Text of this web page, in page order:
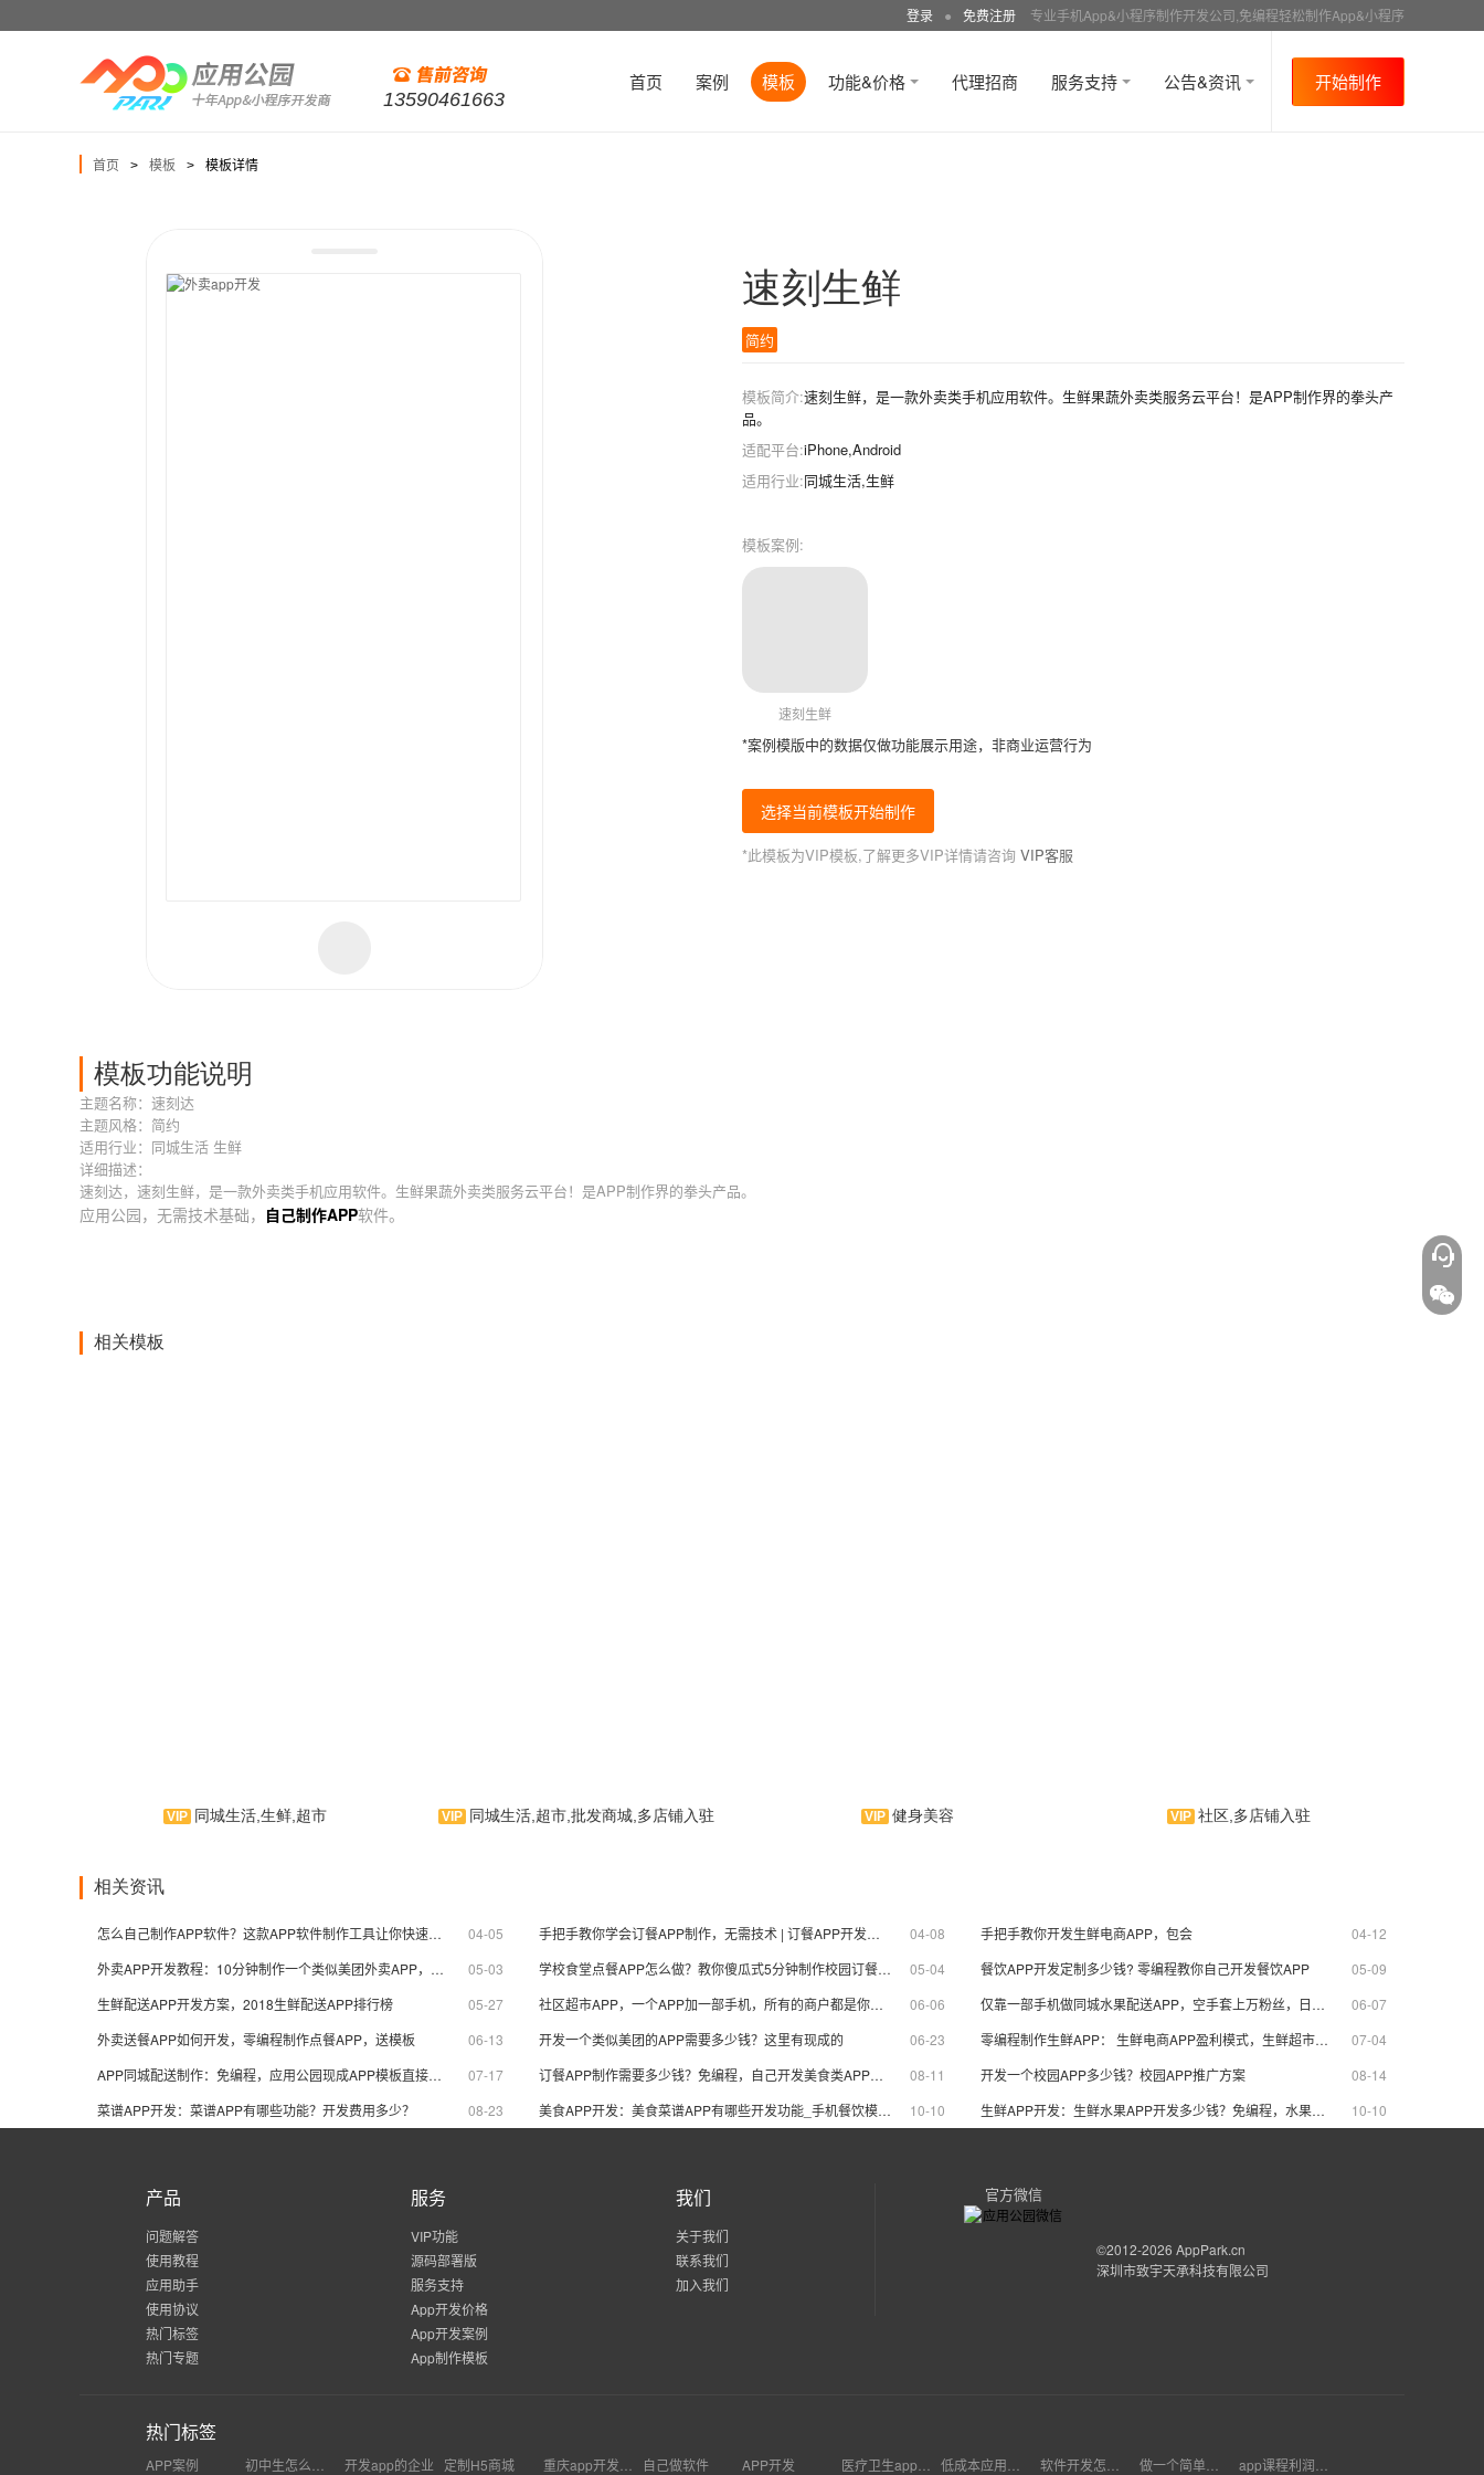
登录 ● 免费注册 专业手机App&小程序制作开发公司,免编程轻松制作App&小程序
13590461663
首页 案例 模板 功能&价格 代理招商 服务支持 公告&资讯 开始制作
首页 > 模板 > 模板详情
速刻生鲜
简约
模板简介:速刻生鲜，是一款外卖类手机应用软件。生鲜果蔬外卖类服务云平台！是APP制作界的拳头产
品。
适配平台:iPhone,Android
适用行业:同城生活,生鲜
模板案例:
速刻生鲜
*案例模版中的数据仅做功能展示用途，非商业运营行为
选择当前模板开始制作
*此模板为VIP模板,了解更多VIP详情请咨询 VIP客服
模板功能说明
主题名称：速刻达
主题风格：简约
适用行业：同城生活 生鲜
详细描述：
速刻达，速刻生鲜，是一款外卖类手机应用软件。生鲜果蔬外卖类服务云平台！是APP制作界的拳头产品。
应用公园，无需技术基础， 自己制作APP软件。
相关模板
用软件。集美食餐饮、便利商超、
外卖类服务云平台！是APP制作界
同城生活,生鲜,超市
食话题为一体的信息类服务云平
同城生活,超市,批发商城,多店铺入驻
机应用程序。祝您早日拥有健康魅
健身美容
为一体的信息类服务云平台！是
社区,多店铺入驻
相关资讯
怎么自己制作APP软件？这款APP软件制作工具让你快速上手 | 附APP教程 04-05 手把手教你学会订餐APP制作，无需技术 | 订餐APP开发教程 04-08 手把手教你开发生鲜电商APP，包会
04-12
外卖APP开发教程：10分钟制作一个类似美团外卖APP，无需开发公司
05-03 学校食堂点餐APP怎么做？教你傻瓜式5分钟制作校园订餐系统APP 05-04 餐饮APP开发定制多少钱? 零编程教你自己开发餐饮APP
05-09
生鲜配送APP开发方案，2018生鲜配送APP排行榜
05-27 社区超市APP，一个APP加一部手机，所有的商户都是你的生意 06-06 仅靠一部手机做同城水果配送APP，空手套上万粉丝，日接百单
06-07
外卖送餐APP如何开发，零编程制作点餐APP，送模板
06-13 开发一个类似美团的APP需要多少钱？这里有现成的 06-23 零编程制作生鲜APP： 生鲜电商APP盈利模式，生鲜超市APP解决方案
07-04
APP同城配送制作：免编程，应用公园现成APP模板直接套用
07-17 订餐APP制作需要多少钱？免编程，自己开发美食类APP，模板一键套用 08-11 开发一个校园APP多少钱？校园APP推广方案
08-14
菜谱APP开发：菜谱APP有哪些功能？开发费用多少？
08-23 美食APP开发：美食菜谱APP有哪些开发功能_手机餐饮模板直接使用 10-10 生鲜APP开发：生鲜水果APP开发多少钱？免编程，水果超市APP自己制作 10-10
产品
问题解答
使用教程
应用助手
使用协议
热门标签
热门专题
服务
VIP功能
源码部署版
服务支持
App开发价格
App开发案例
App制作模板
我们
关于我们
联系我们
加入我们
官方微信
©2012-2026 AppPark.cn
深圳市致宇天承科技有限公司
热门标签
APP案例 开发app的企业 定制H5商城 自己做软件 APP开发‌